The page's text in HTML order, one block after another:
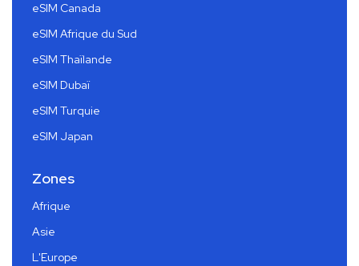
eSIM Canada
eSIM Afrique du Sud
eSIM Thaïlande
eSIM Dubaï
eSIM Turquie
eSIM Japan
Zones
Afrique
Asie
L'Europe